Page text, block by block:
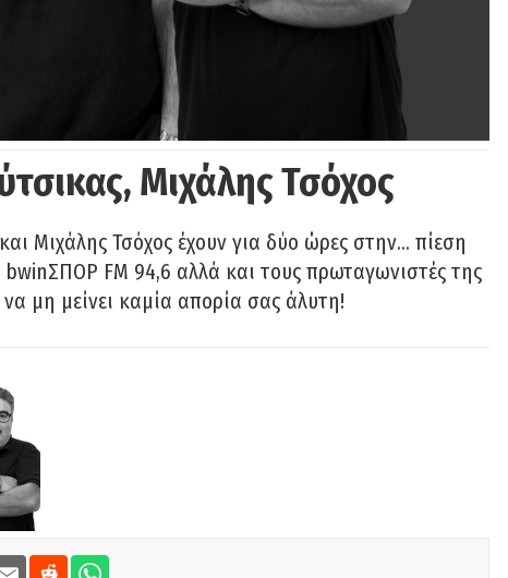
Μιχάλης Τσόχος
Μιχάλης Τσόχος έχουν για δύο ώρες στην… πίεση
bwinΣΠΟΡ FM 94,6 αλλά και τους πρωταγωνιστές της
να μη μείνει καμία απορία σας άλυτη!